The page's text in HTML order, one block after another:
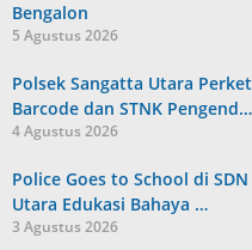
Bengalon
5 Agustus 2026
Polsek Sangatta Utara
Barcode dan STNK Pengend…
4 Agustus 2026
Police Goes to School di
Utara Edukasi Bahaya …
3 Agustus 2026